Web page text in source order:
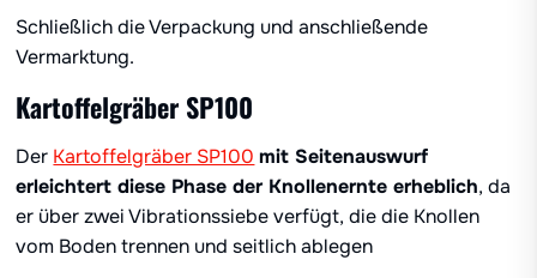
Schließlich die Verpackung und anschließende
Vermarktung.
Kartoffelgräber SP100
Der Kartoffelgräber SP100 mit Seitenauswurf
erleichtert diese Phase der Knollenernte erheblich, da
er über zwei Vibrationssiebe verfügt, die die Knollen
vom Boden trennen und seitlich ablegen